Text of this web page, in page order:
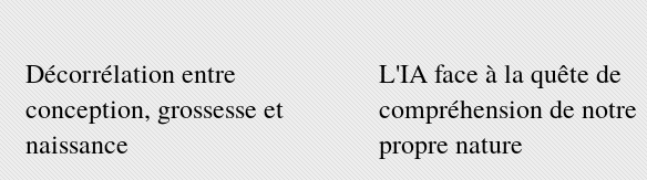
Décorrélation entre
conception, grossesse et
naissance
L'IA face à la quête de
compréhension de notre
propre nature